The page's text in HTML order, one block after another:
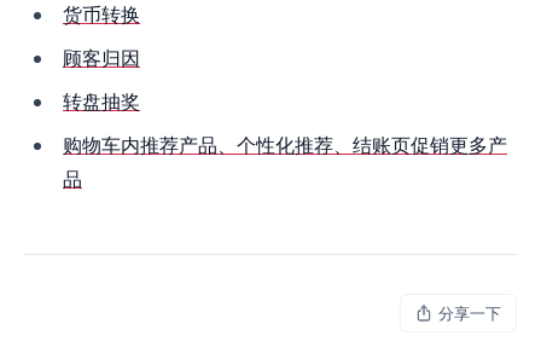
货币转换
顾客归因
转盘抽奖
购物车内推荐产品、个性化推荐、结账页促销更多产
品
分享一下